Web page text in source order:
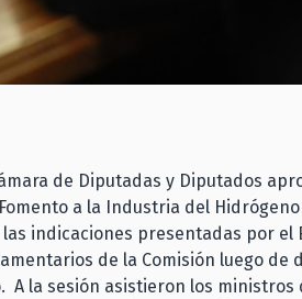
de Diputadas y Diputados
a la Industria del Hidrógeno
indicaciones presentadas por el
de la Comisión luego de
A la sesión asistieron los ministros